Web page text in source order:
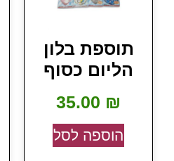
תוספת בלון
הליום כסוף
35.00 ₪
הוספה לסל